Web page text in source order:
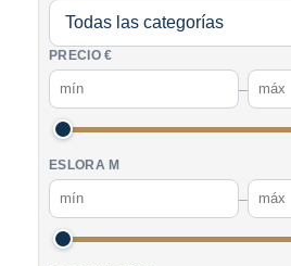
PRECIO €
–
ESLORA M
–